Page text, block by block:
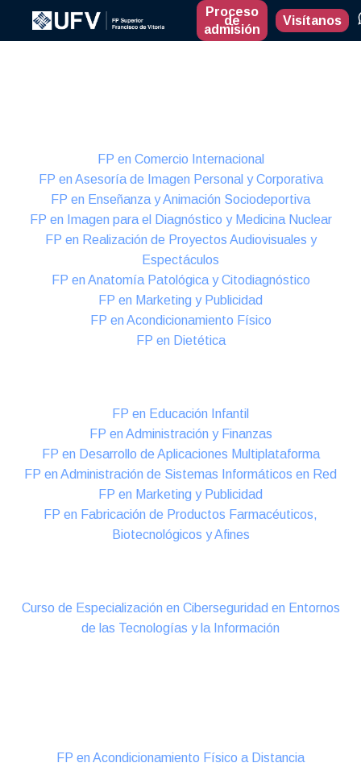
Proceso
de
admisión
Visítanos
FP en Comercio Internacional
FP en Asesoría de Imagen Personal y Corporativa
FP en Enseñanza y Animación Sociodeportiva
FP en Imagen para el Diagnóstico y Medicina Nuclear
FP en Realización de Proyectos Audiovisuales y
Espectáculos
FP en Anatomía Patológica y Citodiagnóstico
FP en Marketing y Publicidad
FP en Acondicionamiento Físico
FP en Dietética
FP en Educación Infantil
FP en Administración y Finanzas
FP en Desarrollo de Aplicaciones Multiplataforma
FP en Administración de Sistemas Informáticos en Red
FP en Marketing y Publicidad
FP en Fabricación de Productos Farmacéuticos,
Biotecnológicos y Afines
Curso de Especialización en Ciberseguridad en Entornos
de las Tecnologías y la Información
FP en Acondicionamiento Físico a Distancia